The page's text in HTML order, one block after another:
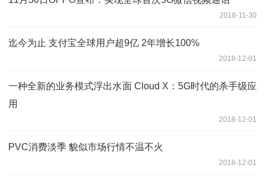
2018-11-30
迄今为止 支付宝全球用户超9亿 2年增长100%
2018-12-01
一种全新的业务模式浮出水面 Cloud X：5G时代的杀手级应
用
2018-12-01
PVC消费淡季 貌似市场行情不温不火
2018-12-01